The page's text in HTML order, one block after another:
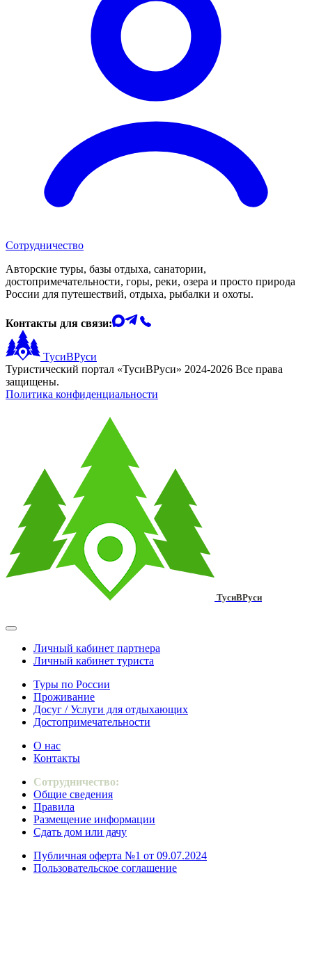
Сотрудничество
Авторские туры, базы отдыха, санатории,
достопримечательности, горы, реки, озера и просто природа
России для путешествий, отдыха, рыбалки и охоты.
Контакты для связи:
ТусиВРуси
Туристический портал «ТусиВРуси» 2024-2026 Все права
защищены.
Политика конфиденциальности
ТусиВРуси
Личный кабинет партнера
Личный кабинет туриста
Туры по России
Проживание
Досуг / Услуги для отдыхающих
Достопримечательности
О нас
Контакты
Сотрудничество:
Общие сведения
Правила
Размещение информации
Сдать дом или дачу
Публичная оферта №1 от 09.07.2024
Пользовательское соглашение